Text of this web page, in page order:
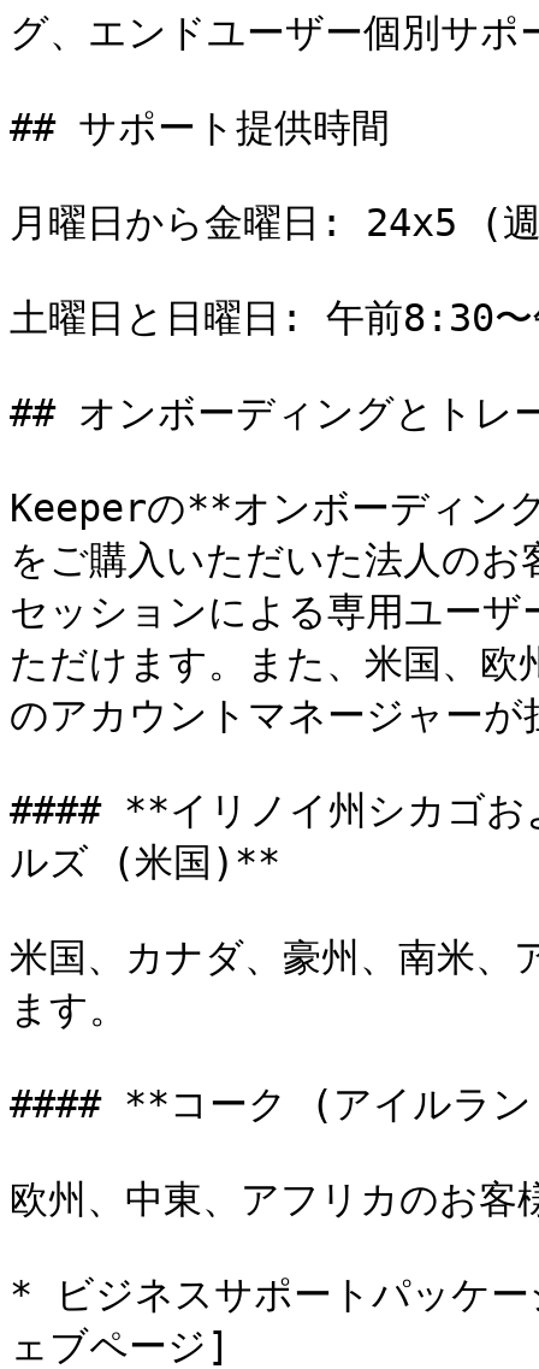
グ、エンドユーザー個別サ
## サポート提供時間
月曜日から金曜日: 24x5 (
土曜日と日曜日: 午前8:30〜
## オンボーディングとトレ
Keeperの**オンボーディン
をご購入いただいた法人のお
セッションによる専用ユー
ただけます。また、米国、
のアカウントマネージャーが
#### **イリノイ州シカゴお
ルズ (米国)**
米国、カナダ、豪州、南米、
ます。
#### **コーク (アイルラ
欧州、中東、アフリカのお客
* ビジネスサポートパッケ
ェブページ]